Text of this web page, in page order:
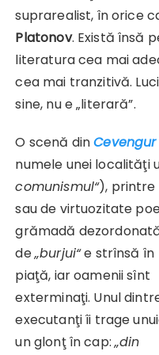
suprarealist, în orice
Platonov. Există însă
literatura cea mai
cea mai tranzitivă.
sine, nu e „literară”.
O scenă dinCevengur
numele unei localităţi
comunismul“), printre
sau de virtuozitate
grămadă
de„burjui“e strînsă în
piaţă, iar oamenii sînt
exterminaţi. Unul
executanţi îi trage
un glonţ în cap:„din